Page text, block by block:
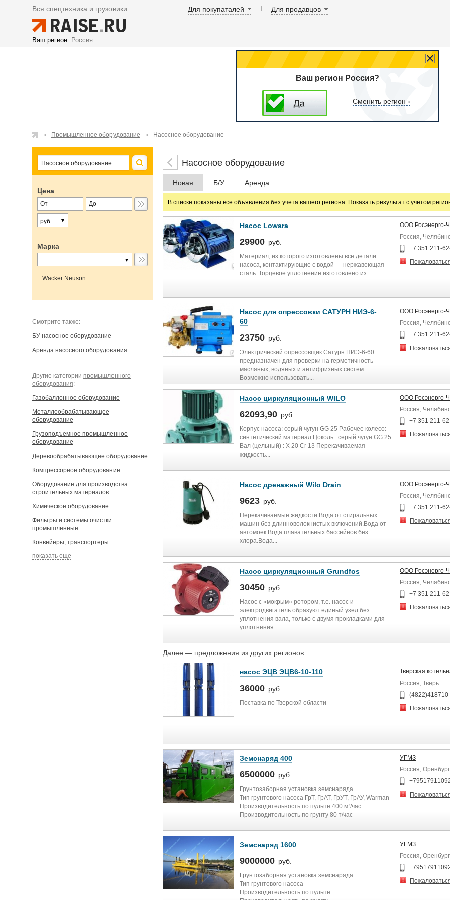
Вся спецтехника и грузовики Для покупаталей Для продавцов
Ваш регион: Россия
Ваш регион Россия?
Сменить регион ›
Промышленное оборудование Насосное оборудование
Цена
руб.
Марка
Wacker Neuson
Cмотрите также:
БУ насосное оборудование
Аренда насосного оборудования
Другие категории промышленного
оборудования:
Газобаллонное оборудование
Металлообрабатывающее
оборудование
Грузоподъемное промышленное
оборудование
Деревообрабатывающее оборудование
Компрессорное оборудование
Оборудование для производства
строительных материалов
Химическое оборудование
Фильтры и системы очистки
промышленные
Конвейеры, транспортеры
показать еще
Насосное оборудование
Новая Б/У Аренда
В списке показаны все объявления без учета вашего региона. Показать результат с учетом
Насос Lowara
29900 руб.
Материал, из которого изготовлены все детали
насоса, контактирующие с водой — нержавеющая
сталь. Торцевое уплотнение изготовлено из...
ООО Росэнерго-
Россия,
+7 351 211-
Насос для опрессовки САТУРН НИЭ-6-
60
23750 руб.
Электрический опрессовщик Сатурн НИЭ-6-60
предназначен для проверки на герметичность
масляных, водяных и антифризных систем.
Возможно использовать...
ООО Росэнерго-
Россия,
+7 351 211-
Насос циркуляционный WILO
62093,90 руб.
Корпус насоса: серый чугун GG 25 Рабочее колесо:
синтетический материал Цоколь : серый чугун GG 25
Вал (цельный) : X 20 Cr 13 Перекачиваемая
жидкость...
ООО Росэнерго-
Россия,
+7 351 211-
Насос дренажный Wilo Drain
9623 руб.
Перекачиваемые жидкости:Вода от стиральных
машин без длинноволокнистых включений.Вода от
автомоек.Вода плавательных бассейнов без
хлора.Вода...
ООО Росэнерго-
Россия,
+7 351 211-
Насос циркуляционный Grundfos
30450 руб.
Насос с «мокрым» ротором, т.е. насос и
электродвигатель образуют единый узел без
уплотнения вала, только с двумя прокладками для
уплотнения....
ООО Росэнерго-
Россия,
+7 351 211-
Далее — предложения из других регионов
насос ЭЦВ ЭЦВ6-10-110
36000 руб.
Поставка по Тверской области
Тверская
Россия, Тверь
(4822)418710
Земснаряд 400
6500000 руб.
Грунтозаборная установка земснаряда
Тип грунтового насоса ГрТ, ГрАТ, ГрУТ, ГрАУ, Warman
Производительность по пульпе 400 м³/час
Производительность по грунту 80 т/час
Максимальная глубина разработки 20 м
Диаметр напорного трубопровода, мм 200 мм
Дистанция транспортировки пульпы 1200 м
Характеристики корпуса и элементов земснаряда
Длина грунтозаборной рамы 14 м - 30 м
Высота борта 1 м
УГМЗ
Россия, Оренбург
Земснаряд 1600
9000000 руб.
Грунтозаборная установка земснаряда
Тип грунтового насоса
Производительность по пульпе
УГМЗ
Россия, Оренбург